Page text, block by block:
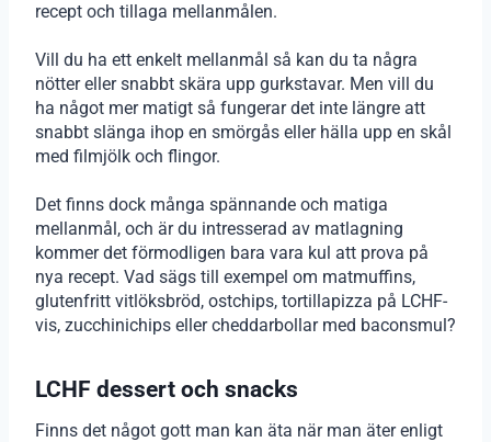
recept och tillaga mellanmålen.
Vill du ha ett enkelt mellanmål så kan du ta några
nötter eller snabbt skära upp gurkstavar. Men vill du
ha något mer matigt så fungerar det inte längre att
snabbt slänga ihop en smörgås eller hälla upp en skål
med filmjölk och flingor.
Det finns dock många spännande och matiga
mellanmål, och är du intresserad av matlagning
kommer det förmodligen bara vara kul att prova på
nya recept. Vad sägs till exempel om matmuffins,
glutenfritt vitlöksbröd, ostchips, tortillapizza på LCHF-
vis, zucchinichips eller cheddarbollar med baconsmul?
LCHF dessert och snacks
Finns det något gott man kan äta när man äter enligt